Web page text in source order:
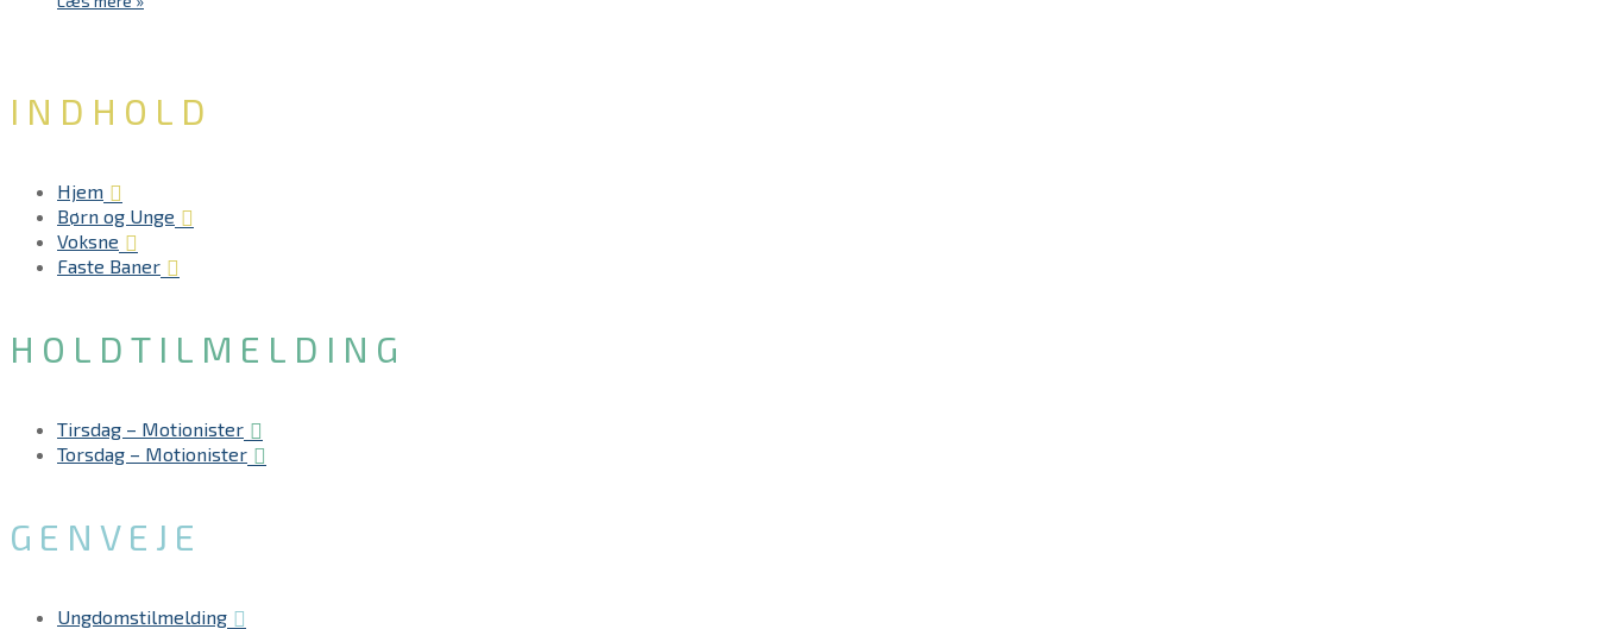
INDHOLD
Hjem
Børn og Unge
Voksne
Faste Baner
HOLD​TILMELDING
Tirsdag – Motionister
Torsdag – Motionister
GENVEJE
Ungdomstilmelding